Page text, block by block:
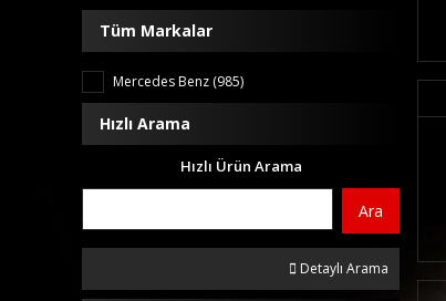
Tüm Markalar
Mercedes Benz (985)
Hızlı Arama
Hızlı Ürün Arama
Ara
Detaylı Arama